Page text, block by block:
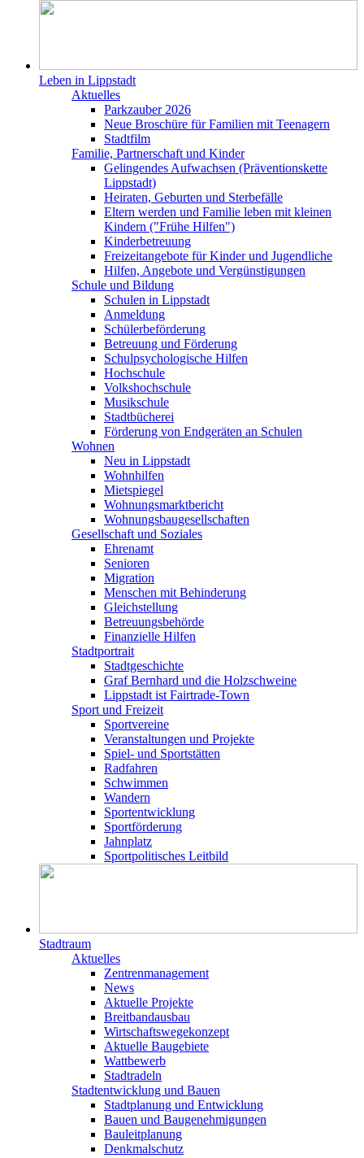
Leben in Lippstadt
Aktuelles
Parkzauber 2026
Neue Broschüre für Familien mit Teenagern
Stadtfilm
Familie, Partnerschaft und Kinder
Gelingendes Aufwachsen (Präventionskette
Lippstadt)
Heiraten, Geburten und Sterbefälle
Eltern werden und Familie leben mit kleinen
Kindern ("Frühe Hilfen")
Kinderbetreuung
Freizeitangebote für Kinder und Jugendliche
Hilfen, Angebote und Vergünstigungen
Schule und Bildung
Schulen in Lippstadt
Anmeldung
Schülerbeförderung
Betreuung und Förderung
Schulpsychologische Hilfen
Hochschule
Volkshochschule
Musikschule
Stadtbücherei
Förderung von Endgeräten an Schulen
Wohnen
Neu in Lippstadt
Wohnhilfen
Mietspiegel
Wohnungsmarktbericht
Wohnungsbaugesellschaften
Gesellschaft und Soziales
Ehrenamt
Senioren
Migration
Menschen mit Behinderung
Gleichstellung
Betreuungsbehörde
Finanzielle Hilfen
Stadtportrait
Stadtgeschichte
Graf Bernhard und die Holzschweine
Lippstadt ist Fairtrade-Town
Sport und Freizeit
Sportvereine
Veranstaltungen und Projekte
Spiel- und Sportstätten
Radfahren
Schwimmen
Wandern
Sportentwicklung
Sportförderung
Jahnplatz
Sportpolitisches Leitbild
Stadtraum
Aktuelles
Zentrenmanagement
News
Aktuelle Projekte
Breitbandausbau
Wirtschaftswegekonzept
Aktuelle Baugebiete
Wattbewerb
Stadtradeln
Stadtentwicklung und Bauen
Stadtplanung und Entwicklung
Bauen und Baugenehmigungen
Bauleitplanung
Denkmalschutz